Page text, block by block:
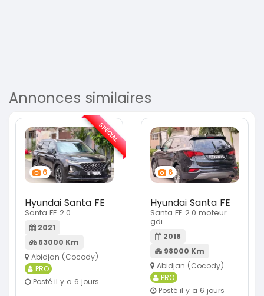
Annonces similaires
6
Hyundai Santa FE
Santa FE 2.0
2021
63000 Km
Abidjan (Cocody)
PRO
Posté il y a 6 jours
SPÉCIAL
6
Hyundai Santa FE
Santa FE 2.0 moteur
gdi
2018
98000 Km
Abidjan (Cocody)
PRO
Posté il y a 6 jours